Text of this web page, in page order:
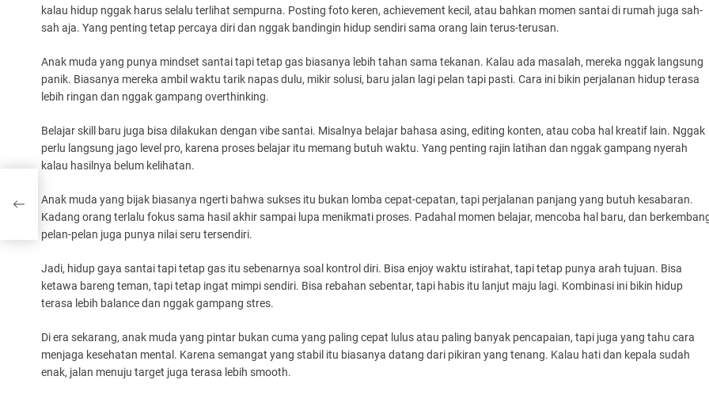
kalau hidup nggak harus selalu terlihat sempurna. Posting foto keren, achievement kecil, atau bahkan momen santai di rumah juga sah-
sah aja. Yang penting tetap percaya diri dan nggak bandingin hidup sendiri sama orang lain terus-terusan.
Anak muda yang punya mindset santai tapi tetap gas biasanya lebih tahan sama tekanan. Kalau ada masalah, mereka nggak langsung
panik. Biasanya mereka ambil waktu tarik napas dulu, mikir solusi, baru jalan lagi pelan tapi pasti. Cara ini bikin perjalanan hidup terasa
lebih ringan dan nggak gampang overthinking.
Belajar skill baru juga bisa dilakukan dengan vibe santai. Misalnya belajar bahasa asing, editing konten, atau coba hal kreatif lain. Nggak
perlu langsung jago level pro, karena proses belajar itu memang butuh waktu. Yang penting rajin latihan dan nggak gampang nyerah
kalau hasilnya belum kelihatan.
Anak muda yang bijak biasanya ngerti bahwa sukses itu bukan lomba cepat-cepatan, tapi perjalanan panjang yang butuh kesabaran.
Kadang orang terlalu fokus sama hasil akhir sampai lupa menikmati proses. Padahal momen belajar, mencoba hal baru, dan
pelan-pelan juga punya nilai seru tersendiri.
Jadi, hidup gaya santai tapi tetap gas itu sebenarnya soal kontrol diri. Bisa enjoy waktu istirahat, tapi tetap punya arah tujuan. Bisa
ketawa bareng teman, tapi tetap ingat mimpi sendiri. Bisa rebahan sebentar, tapi habis itu lanjut maju lagi. Kombinasi ini bikin hidup
terasa lebih balance dan nggak gampang stres.
Di era sekarang, anak muda yang pintar bukan cuma yang paling cepat lulus atau paling banyak pencapaian, tapi juga yang tahu cara
menjaga kesehatan mental. Karena semangat yang stabil itu biasanya datang dari pikiran yang tenang. Kalau hati dan kepala sudah
enak, jalan menuju target juga terasa lebih smooth.